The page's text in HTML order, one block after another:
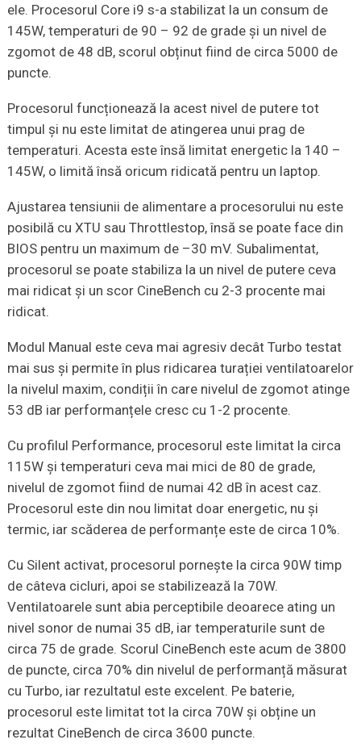
ele. Procesorul Core i9 s-a stabilizat la un consum de
145W, temperaturi de 90 – 92 de grade și un nivel de
zgomot de 48 dB, scorul obținut fiind de circa 5000 de
puncte.
Procesorul funcționează la acest nivel de putere tot
timpul și nu este limitat de atingerea unui prag de
temperaturi. Acesta este însă limitat energetic la 140 –
145W, o limită însă oricum ridicată pentru un laptop.
Ajustarea tensiunii de alimentare a procesorului nu este
posibilă cu XTU sau Throttlestop, însă se poate face din
BIOS pentru un maximum de –30 mV. Subalimentat,
procesorul se poate stabiliza la un nivel de putere ceva
mai ridicat și un scor CineBench cu 2-3 procente mai
ridicat.
Modul Manual este ceva mai agresiv decât Turbo testat
mai sus și permite în plus ridicarea turației ventilatoarelor
la nivelul maxim, condiții în care nivelul de zgomot atinge
53 dB iar performanțele cresc cu 1-2 procente.
Cu profilul Performance, procesorul este limitat la circa
115W și temperaturi ceva mai mici de 80 de grade,
nivelul de zgomot fiind de numai 42 dB în acest caz.
Procesorul este din nou limitat doar energetic, nu și
termic, iar scăderea de performanțe este de circa 10%.
Cu Silent activat, procesorul pornește la circa 90W timp
de câteva cicluri, apoi se stabilizează la 70W.
Ventilatoarele sunt abia perceptibile deoarece ating un
nivel sonor de numai 35 dB, iar temperaturile sunt de
circa 75 de grade. Scorul CineBench este acum de 3800
de puncte, circa 70% din nivelul de performanță măsurat
cu Turbo, iar rezultatul este excelent. Pe baterie,
procesorul este limitat tot la circa 70W și obține un
rezultat CineBench de circa 3600 puncte.